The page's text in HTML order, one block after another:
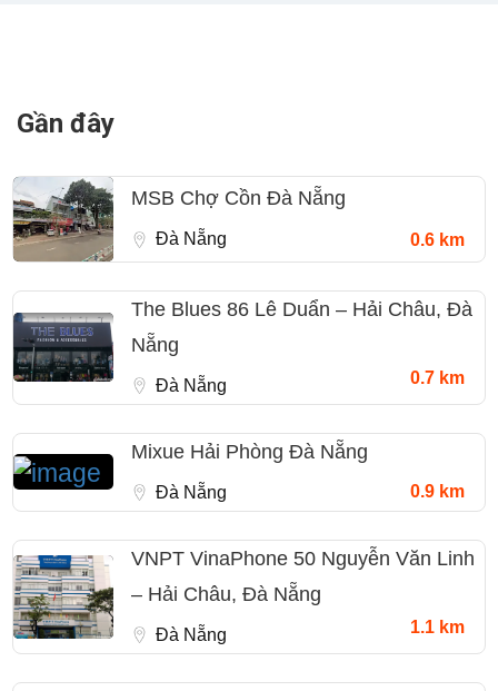
Gần đây
MSB Chợ Cồn Đà Nẵng
Đà Nẵng 0.6 km
The Blues 86 Lê Duẩn – Hải Châu, Đà
Nẵng
Đà Nẵng 0.7 km
Mixue Hải Phòng Đà Nẵng
Đà Nẵng 0.9 km
VNPT VinaPhone 50 Nguyễn Văn Linh
– Hải Châu, Đà Nẵng
Đà Nẵng 1.1 km